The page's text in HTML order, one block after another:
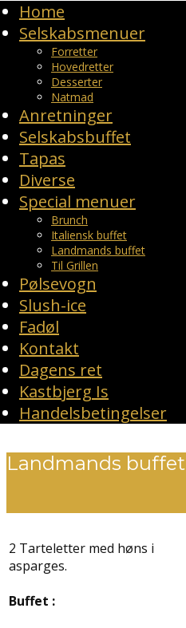
Home
Selskabsmenuer
Forretter
Hovedretter
Desserter
Natmad
Anretninger
Selskabsbuffet
Tapas
Diverse
Special menuer
Brunch
Italiensk buffet
Landmands buffet
Til Grillen
Pølsevogn
Slush-ice
Fadøl
Kontakt
Dagens ret
Kastbjerg Is
Handelsbetingelser
Landmands buffet
2 Tarteletter med høns i
asparges.
Buffet :